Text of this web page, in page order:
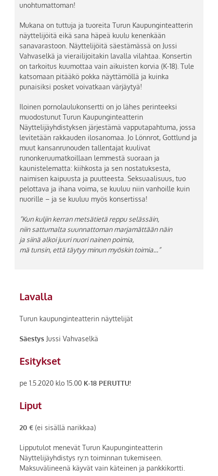
unohtumattoman!
Mukana on tuttuja ja tuoreita Turun Kaupunginteatterin
näyttelijöitä eikä sana häpeä kuulu kenenkään
sanavarastoon. Näyttelijöitä säestämässä on Jussi
Vahvaselkä ja vierailijoitakin lavalla vilahtaa. Konsertin
on tarkoitus kuumottaa vain aikuisten korvia (K-18). Tule
katsomaan pitääkö pokka näyttämöllä ja kuinka
punaisiksi posket voivatkaan värjäytyä!
Iloinen pornolaulukonsertti on jo lähes perinteeksi
muodostunut Turun Kaupunginteatterin
Näyttelijäyhdistyksen järjestämä vapputapahtuma, jossa
levitetään rakkauden ilosanomaa. Jo Lönnrot, Gottlund ja
muut kansanrunouden tallentajat kuulivat
runonkeruumatkoillaan lemmestä suoraan ja
kaunistelematta: kiihkosta ja sen nostatuksesta,
naimisen kaipuusta ja puutteesta. Seksuaalisuus, tuo
pelottava ja ihana voima, se kuuluu niin vanhoille kuin
nuorille – ja se kuuluu myös konsertissa!
”Kun kuljin kerran metsätietä reppu selässäin,
niin sattumalta suunnattoman marjamättään näin
ja siinä alkoi juuri nuori nainen poimia,
mä tunsin, että täytyy minun myöskin toimia…”
Lavalla
Turun kaupunginteatterin näyttelijät
Säestys Jussi Vahvaselkä
Esitykset
pe 1.5.2020 klo 15.00 K-18 PERUTTU!
Liput
20 € (ei sisällä narikkaa)
Lipputulot menevät Turun Kaupunginteatterin
Näyttelijäyhdistys ry:n toiminnan tukemiseen.
Maksuvälineenä käyvät vain käteinen ja pankkikortti.